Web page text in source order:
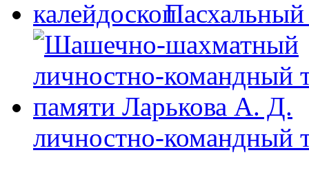
Пасхальный
личностно-командный